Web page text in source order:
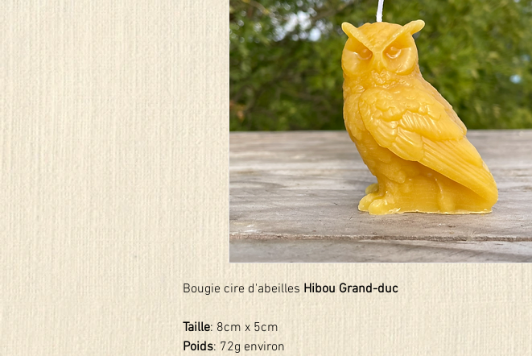
Bougie cire d'abeilles Hibou Grand-duc
Taille: 8cm x 5cm
Poids: 72g environ